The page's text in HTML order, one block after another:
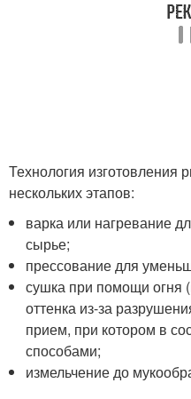
Технология изготовления
нескольких этапов:
варка или нагревание
сырье;
прессование для
сушка при помощи огня
оттенка из-за
прием, при котором в
способами;
измельчение до